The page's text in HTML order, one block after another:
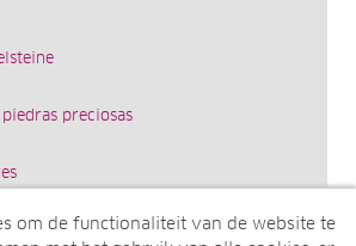
preciosas
om de functionaliteit van de website te